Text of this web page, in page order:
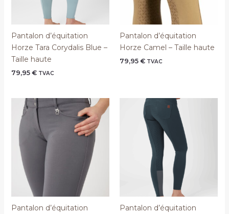
Pantalon d’équitation
Horze Tara Corydalis Blue –
Taille haute
79,95 € TVAC
Pantalon d’équitation
Horze Camel – Taille haute
79,95 € TVAC
Pantalon d’équitation
Pantalon d’équitation